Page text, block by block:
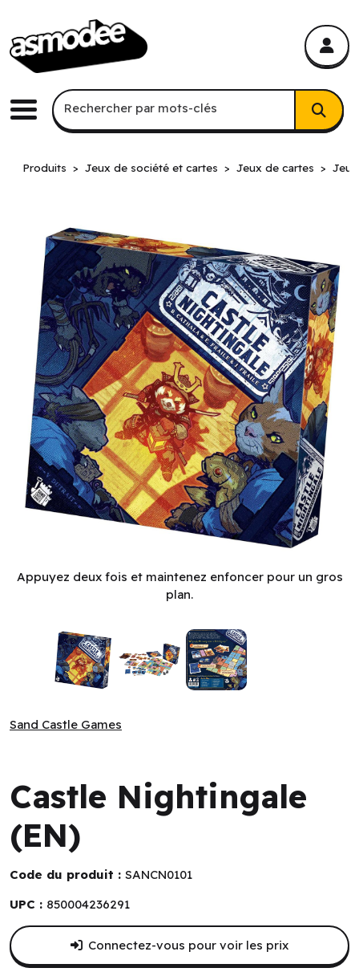
Menu
Recherche par mots-clés
Rechercher par mots-clés
Produits Jeux de société et cartes Jeux de cartes
Appuyez deux fois et maintenez enfoncer pour un gros
plan.
Sand Castle Games
Castle Nightingale
(EN)
Code du produit : SANCN0101
UPC : 850004236291
Connectez-vous pour voir les prix